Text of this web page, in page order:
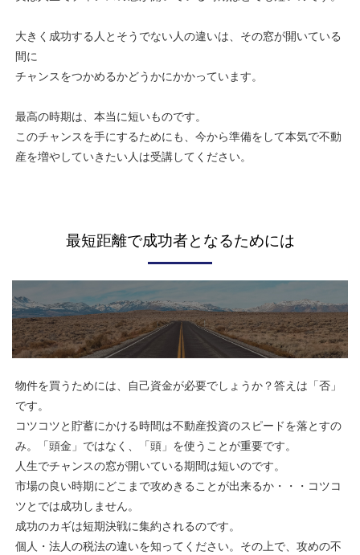
大きく成功する人とそうでない人の違いは、その窓が開いている
間に
チャンスをつかめるかどうかにかかっています。
最高の時期は、本当に短いものです。
このチャンスを手にするためにも、今から準備をして本気で不動
産を増やしていきたい人は受講してください。
最短距離で成功者となるためには
物件を買うためには、自己資金が必要でしょうか？答えは「否」
です。
コツコツと貯蓄にかける時間は不動産投資のスピードを落とすの
み。「頭金」ではなく、「頭」を使うことが重要です。
人生でチャンスの窓が開いている期間は短いのです。
市場の良い時期にどこまで攻めきることが出来るか・・・コツコ
ツとでは成功しません。
成功のカギは短期決戦に集約されるのです。
個人・法人の税法の違いを知ってください。その上で、攻めの不